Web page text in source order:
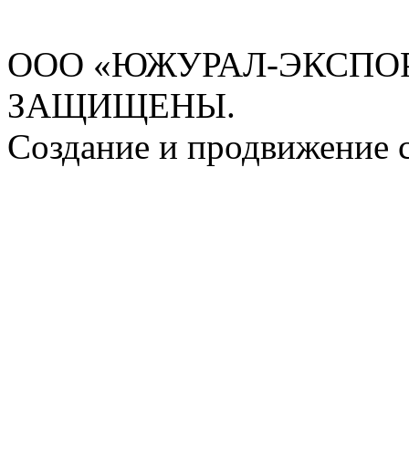
ООО «ЮЖУРАЛ-
ЗАЩИЩЕНЫ.
Создание и продвижение